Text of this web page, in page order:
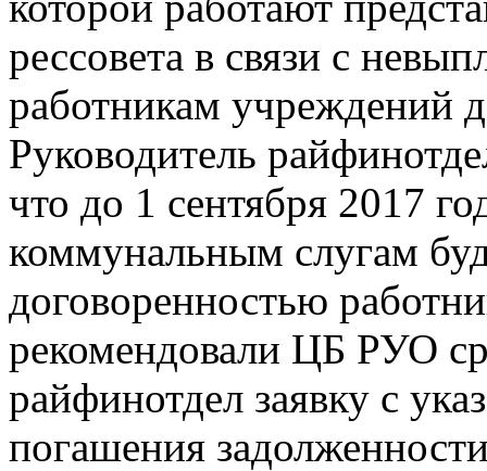
рессовета в связи с
работникам учреждений
Руководитель
что до 1 сентября 2017
коммунальным слугам
договоренностью
рекомендовали ЦБ РУО
райфинотдел заявку с
погашения